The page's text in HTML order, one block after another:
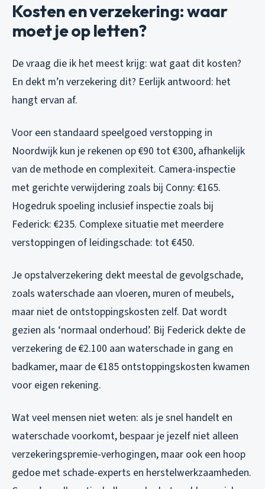
Kosten en verzekering: waar
moet je op letten?
De vraag die ik het meest krijg: wat gaat dit kosten?
En dekt m’n verzekering dit? Eerlijk antwoord: het
hangt ervan af.
Voor een standaard speelgoed verstopping in
Noordwijk kun je rekenen op €90 tot €300, afhankelijk
van de methode en complexiteit. Camera-inspectie
met gerichte verwijdering zoals bij Conny: €165.
Hogedruk spoeling inclusief inspectie zoals bij
Federick: €235. Complexe situatie met meerdere
verstoppingen of leidingschade: tot €450.
Je opstalverzekering dekt meestal de gevolgschade,
zoals waterschade aan vloeren, muren of meubels,
maar niet de ontstoppingskosten zelf. Dat wordt
gezien als ‘normaal onderhoud’. Bij Federick dekte de
verzekering de €2.100 aan waterschade in gang en
badkamer, maar de €185 ontstoppingskosten kwamen
voor eigen rekening.
Wat veel mensen niet weten: als je snel handelt en
waterschade voorkomt, bespaar je jezelf niet alleen
verzekeringspremie-verhogingen, maar ook een hoop
gedoe met schade-experts en herstelwerkzaamheden.